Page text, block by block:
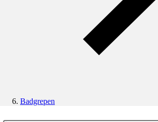
Badgrepen